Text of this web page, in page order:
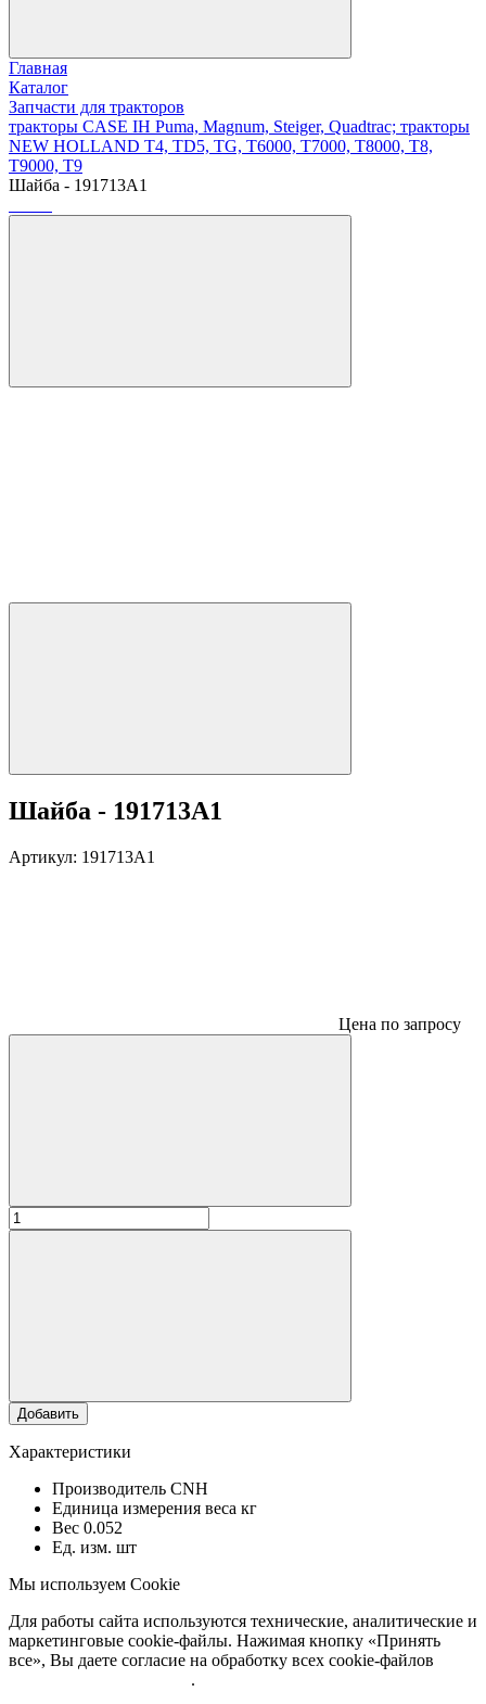
Главная
Каталог
Запчасти для тракторов
тракторы CASE IH Puma, Magnum, Steiger, Quadtrac; тракторы
NEW HOLLAND T4, TD5, TG, T6000, T7000, T8000, T8,
T9000, T9
Шайба - 191713A1
Шайба - 191713A1
Артикул: 191713A1
Цена по запросу
Добавить
Характеристики
Производитель CNH
Единица измерения веса кг
Вес 0.052
Ед. изм. шт
Мы используем Cookie
Для работы сайта используются технические, аналитические и
маркетинговые cookie-файлы. Нажимая кнопку «Принять
все», Вы даете согласие на обработку всех cookie-файлов
.